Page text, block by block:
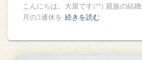
こんにちは。大屋です(^^) 親族の結
月の3連休を 続きを読む